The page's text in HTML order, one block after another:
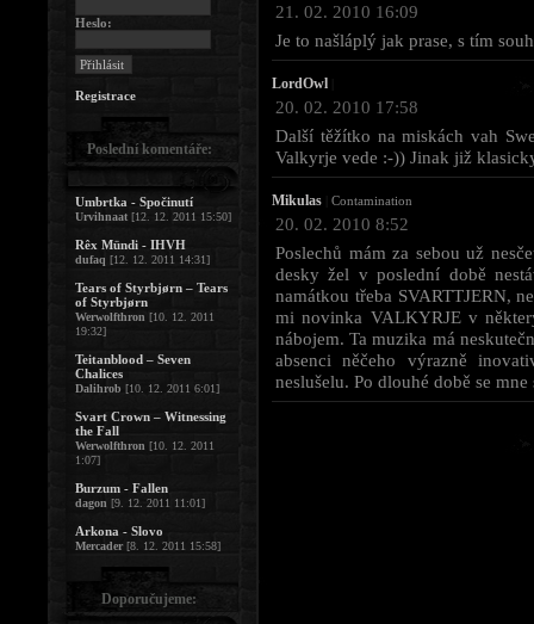
21. 02. 2010 16:09
Je to našláplý jak prase, s tím
LordOwl
20. 02. 2010 17:58
Další těžítko na miskách vah
Valkyrje vede :-)) Jinak již
Mikulas Contamination
20. 02. 2010 8:52
Poslechů mám za sebou už
desky žel v poslední době
namátkou třeba SVARTTJERN,
mi novinka VALKYRJE v
nábojem. Ta muzika má
absenci něčeho výrazně
neslušelu. Po dlouhé době se
Heslo:
Registrace
Poslední komentáře:
Umbrtka - Spočinutí
Urvihnaat [12. 12. 2011 15:50]
Rêx Mündi - IHVH
dufaq [12. 12. 2011 14:31]
Tears of Styrbjørn – Tears
of Styrbjørn
Werwolfthron [10. 12. 2011
19:32]
Teitanblood – Seven
Chalices
Dalihrob [10. 12. 2011 6:01]
Svart Crown – Witnessing
the Fall
Werwolfthron [10. 12. 2011
1:07]
Burzum - Fallen
dagon [9. 12. 2011 11:01]
Arkona - Slovo
Mercader[8. 12. 2011 15:58]
Doporučujeme: